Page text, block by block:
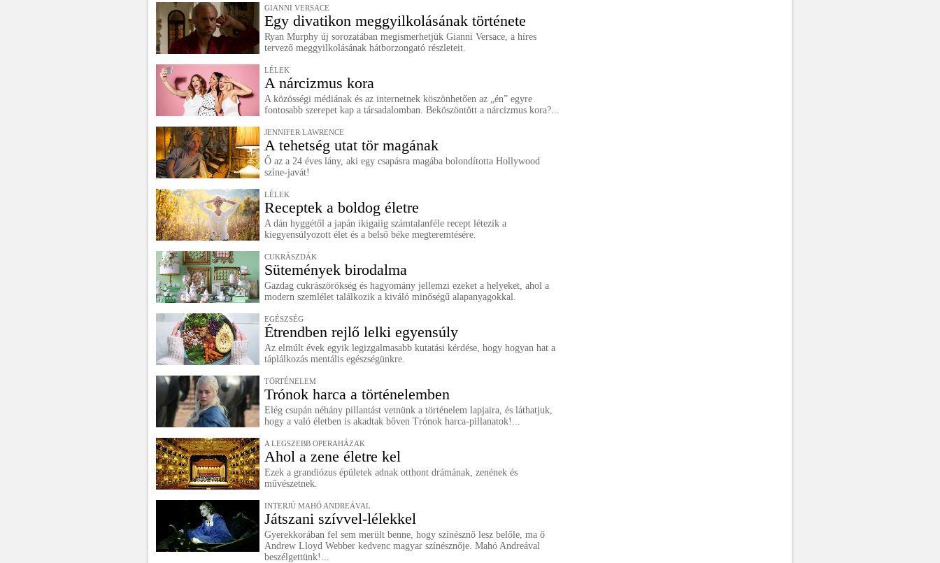
GIANNI VERSACE
Egy divatikon meggyilkolásának története
Ryan Murphy új sorozatában megismerhetjük Gianni Versace, a híres
tervező meggyilkolásának hátborzongató részleteit.
LÉLEK
A nárcizmus kora
A közösségi médiának és az internetnek köszönhetően az „én” egyre
fontosabb szerepet kap a társadalomban. Beköszöntött a nárcizmus kora?...
JENNIFER LAWRENCE
A tehetség utat tör magának
Ő az a 24 éves lány, aki egy csapásra magába bolondította Hollywood
színe-javát!
LÉLEK
Receptek a boldog életre
A dán hyggétől a japán ikigaiig számtalanféle recept létezik a
kiegyensúlyozott élet és a belső béke megteremtésére.
CUKRÁSZDÁK
Sütemények birodalma
Gazdag cukrászörökség és hagyomány jellemzi ezeket a helyeket, ahol a
modern szemlélet találkozik a kiváló minőségű alapanyagokkal.
EGÉSZSÉG
Étrendben rejlő lelki egyensúly
Az elmúlt évek egyik legizgalmasabb kutatási kérdése, hogy hogyan hat a
táplálkozás mentális egészségünkre.
TÖRTÉNELEM
Trónok harca a történelemben
Elég csupán néhány pillantást vetnünk a történelem lapjaira, és láthatjuk,
hogy a való életben is akadtak bőven Trónok harca-pillanatok!...
A LEGSZEBB OPERAHÁZAK
Ahol a zene életre kel
Ezek a grandiózus épületek adnak otthont drámának, zenének és
művészetnek.
INTERJÚ MAHÓ ANDREÁVAL
Játszani szívvel-lélekkel
Gyerekkorában fel sem merült benne, hogy színésznő lesz belőle, ma ő
Andrew Lloyd Webber kedvenc magyar színésznője. Mahó Andreával
beszélgettünk!...